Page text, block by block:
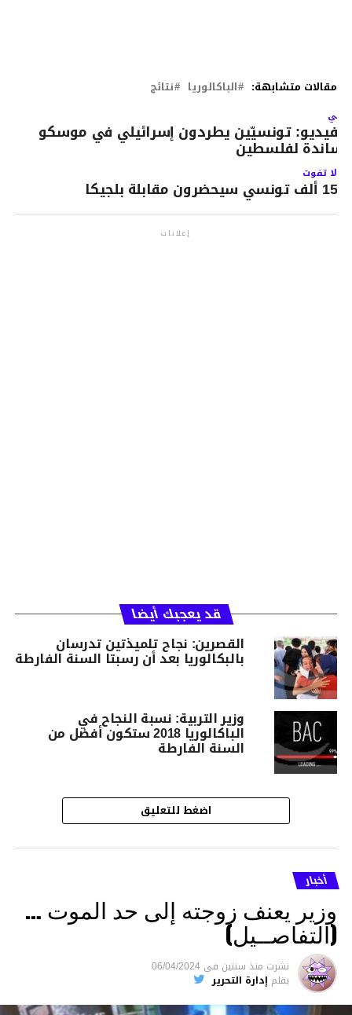
مقالات متشابهة: الباكالوريا نتائج
تونسيّين يطردون إسرائيلي في موسكو
لفلسطين
لا تفوت
15 ألف تونسي سيحضرون مقابلة بلجيكا
إعلانات
قد يعجبك أيضا
القصرين: نجاح تلميذتين تدرسان
بالبكالوريا بعد أن رسبتا السنة الفارطة
وزير التربية: نسبة النجاح في
الباكالوريا 2018 ستكون أفضل من
السنة الفارطة
اضغط للتعليق
أخبار
وزير يعنف زوجته إلى حد الموت …
(التفاصــيل)
نشرت منذ سنتين فى 06/04/2024
بقلم إدارة التحرير